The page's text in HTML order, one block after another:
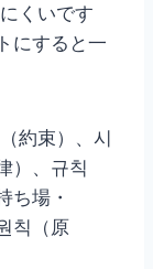
くいです
にすると一
約束）、시
）、규칙
ち場・
칙（原